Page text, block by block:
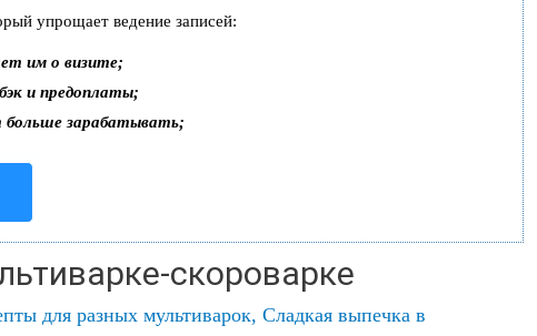
упрощает ведение записей:
им о визите;
и предоплаты;
больше зарабатывать;
скороварке
для разных мультиварок, Сладкая выпечка в